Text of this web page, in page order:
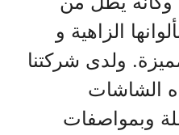
الزاهية و
ولدى شركتنا
الشاشات
وبمواصفات